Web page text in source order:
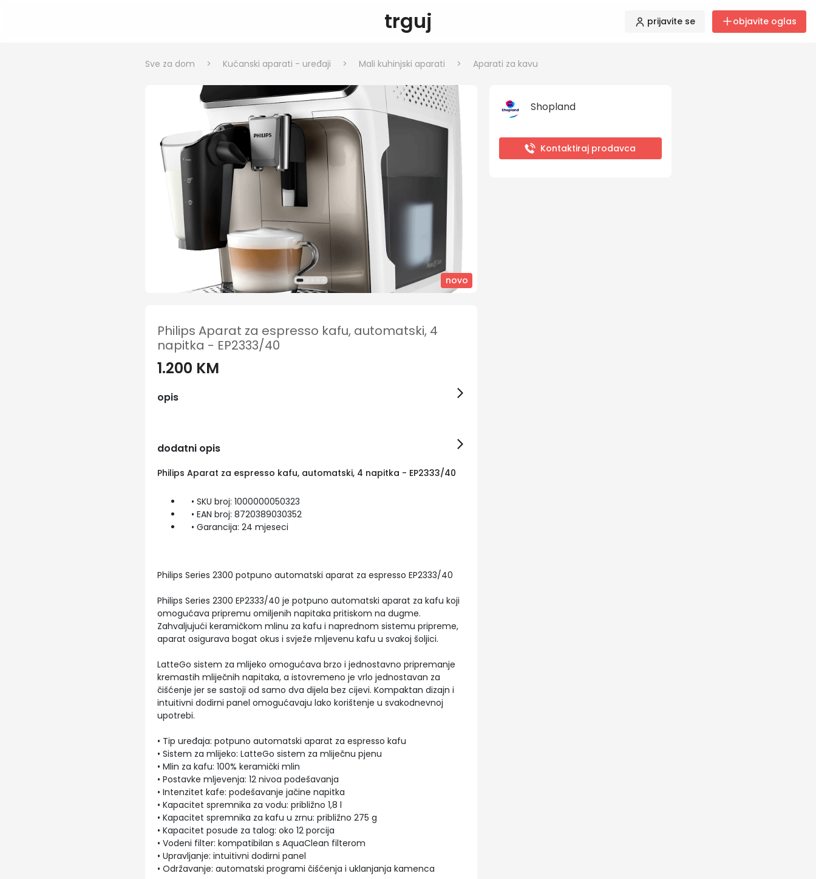
trguj prijavite se objavite oglas
Sve za dom > Kućanski aparati - uređaji > Mali kuhinjski aparati > Aparati za kavu
novo
Philips Aparat za espresso kafu, automatski, 4
napitka - EP2333/40
1.200 KM
opis
dodatni opis
Philips Aparat za espresso kafu, automatski, 4 napitka - EP2333/40
• SKU broj: 1000000050323
• EAN broj: 8720389030352
• Garancija: 24 mjeseci
Philips Series 2300 potpuno automatski aparat za espresso EP2333/40
Philips Series 2300 EP2333/40 je potpuno automatski aparat za kafu koji
omogućava pripremu omiljenih napitaka pritiskom na dugme.
Zahvaljujući keramičkom mlinu za kafu i naprednom sistemu pripreme,
aparat osigurava bogat okus i svježe mljevenu kafu u svakoj šoljici.
LatteGo sistem za mlijeko omogućava brzo i jednostavno pripremanje
kremastih mliječnih napitaka, a istovremeno je vrlo jednostavan za
čišćenje jer se sastoji od samo dva dijela bez cijevi. Kompaktan dizajn i
intuitivni dodirni panel omogućavaju lako korištenje u svakodnevnoj
upotrebi.
• Tip uređaja: potpuno automatski aparat za espresso kafu
• Sistem za mlijeko: LatteGo sistem za mliječnu pjenu
• Mlin za kafu: 100% keramički mlin
• Postavke mljevenja: 12 nivoa podešavanja
• Intenzitet kafe: podešavanje jačine napitka
• Kapacitet spremnika za vodu: približno 1,8 l
• Kapacitet spremnika za kafu u zrnu: približno 275 g
• Kapacitet posude za talog: oko 12 porcija
• Vodeni filter: kompatibilan s AquaClean filterom
• Upravljanje: intuitivni dodirni panel
• Održavanje: automatski programi čišćenja i uklanjanja kamenca
Shopland
Kontaktiraj prodavca